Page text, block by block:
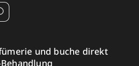
und buche direkt